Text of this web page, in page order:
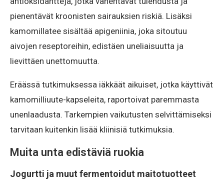
pienentävät kroonisten sairauksien riskiä. Lisäksi
kamomillatee sisältää apigeniinia, joka sitoutuu
aivojen reseptoreihin, edistäen uneliaisuutta ja
lievittäen unettomuutta.
Eräässä tutkimuksessa iäkkäät aikuiset, jotka käyttivät
kamomilliuute-kapseleita, raportoivat paremmasta
unenlaadusta. Tarkempien vaikutusten selvittämiseksi
tarvitaan kuitenkin lisää kliinisiä tutkimuksia.
Muita unta edistäviä ruokia
Jogurtti ja muut fermentoidut maitotuotteet